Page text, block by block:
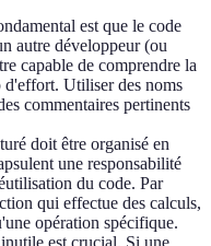
est que le code
autre développeur (ou
capable de comprendre la
d'effort. Utiliser des noms
commentaires pertinents
doit être organisé en
une responsabilité
du code. Par
qui effectue des calculs,
opération spécifique.